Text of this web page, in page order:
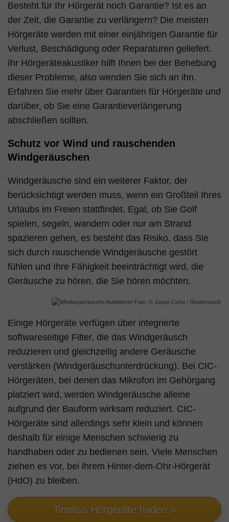
Besteht für Ihr Hörgerät noch Garantie? Ist es an
der Zeit, die Garantie zu verlängern? Die meisten
Hörgeräte werden mit einer einjährigen Garantie für
Verlust, Beschädigung oder Reparaturen geliefert.
Ihr Hörgeräteakustiker hilft Ihnen bei der Behebung
dieser Probleme, also wenden Sie sich an ihn.
Erfahren Sie mehr über Garantien für Hörgeräte und
darüber, ob Sie eine Garantieverlängerung
abschließen sollten.
Schutz vor Wind und rauschenden
Windgeräuschen
Windgeräusche sind ein weiterer Faktor, der
berücksichtigt werden muss, wenn ein Großteil Ihres
Urlaubs im Freien stattfindet. Egal, ob Sie Golf
spielen, segeln, wandern oder nur am Strand
spazieren gehen, es besteht das Risiko, dass Sie
sich durch rauschende Windgeräusche gestört
fühlen und Ihre Fähigkeit beeinträchtigt wird, die
Geräusche zu hören, die Sie hören möchten.
Foto: © Josep Curto / Shutterstock
Einige Hörgeräte verfügen über integrierte
softwareseitige Filter, die das Windgeräusch
reduzieren und gleichzeitig andere Geräusche
verstärken (Windgeräuschunterdrückung). Bei CIC-
Hörgeräten, bei denen das Mikrofon im Gehörgang
platziert wird, werden Windgeräusche alleine
aufgrund der Bauform wirksam reduziert. CIC-
Hörgeräte sind allerdings sehr klein und können
deshalb für einige Menschen schwierig zu
handhaben oder zu bedienen sein. Viele Menschen
ziehen es vor, bei ihrem Hinter-dem-Ohr-Hörgerät
(HdO) zu bleiben.
Tinnitus Hörgeräte finden »